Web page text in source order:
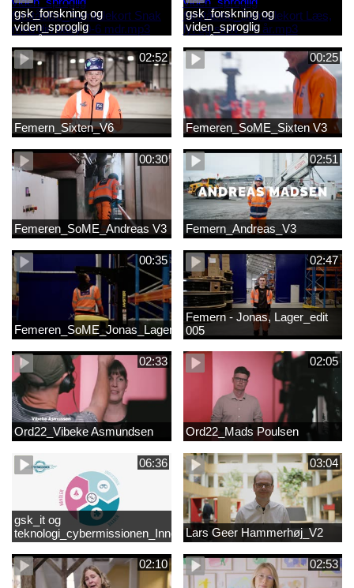
gsk_forskning og
viden_sproglig
forståelse_Samtalekort Snak
med din baby 0-6 mdr.mp3
gsk_forskning og
viden_sproglig
forståelse_Samtalekort Læs,
lyt og skriv 3-6 år.mp3
02:52
Femern_Sixten_V6
00:25
Femeren_SoME_Sixten V3
00:30
Femeren_SoME_Andreas V3
02:51
Femern_Andreas_V3
00:35
Femeren_SoME_Jonas_Lager
02:47
Femern - Jonas, Lager_edit
005
02:33
Ord22_Vibeke Asmundsen
02:05
Ord22_Mads Poulsen
06:36
gsk_it og
teknologi_cybermissionen_Innovationscirklen
03:04
Lars Geer Hammerhøj_V2
02:10 02:53